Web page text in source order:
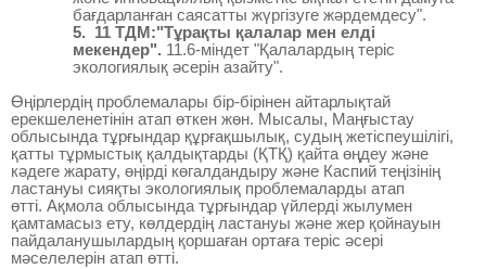
бағдарланған саясатты жүргізуге жәрдемдесу".
5. 11 ТДМ:"Тұрақты қалалар мен елді
мекендер". 11.6-міндет "Қалалардың теріс
экологиялық әсерін азайту".
Өңірлердің проблемалары бір-бірінен айтарлықтай
ерекшеленетінін атап өткен жөн. Мысалы, Маңғыстау
облысында тұрғындар құрғақшылық, судың жетіспеушілігі,
қатты тұрмыстық қалдықтарды (ҚТҚ) қайта өңдеу және
кәдеге жарату, өңірді көгалдандыру және Каспий теңізінің
ластануы сияқты экологиялық проблемаларды атап
өтті. Ақмола облысында тұрғындар үйлерді жылумен
қамтамасыз ету, көлдердің ластануы және жер қойнауын
пайдаланушылардың қоршаған ортаға теріс әсері
мәселелерін атап өтті.